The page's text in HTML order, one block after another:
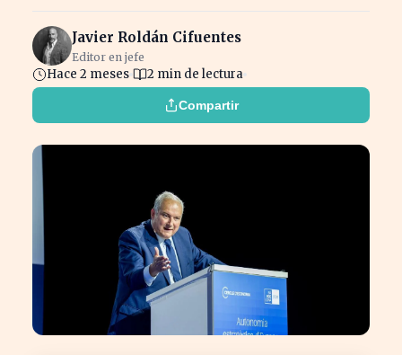
Javier Roldán Cifuentes
Editor en jefe
Hace 2 meses 2 min de lectura
Compartir